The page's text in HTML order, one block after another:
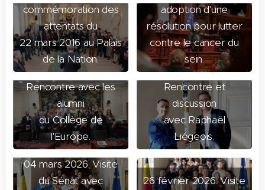
commémoration des
attentats du
22 mars 2016 au Palais
de la Nation.
adoption d'une
résolution pour lutter
contre le cancer du
sein.
05 mars 2026.
Rencontre avec les
alumni
du Collège de
l'Europe.
05 mars 2026.
Rencontre et
discussion
avec Raphaël
Liégeois.
04 mars 2026. Visite
du Sénat avec
26 février 2026. Visite